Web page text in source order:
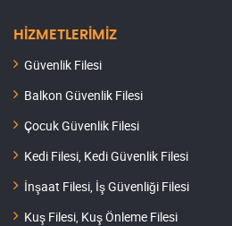
HİZMETLERİMİZ
Güvenlik Filesi
Balkon Güvenlik Filesi
Çocuk Güvenlik Filesi
Kedi Filesi, Kedi Güvenlik Filesi
İnşaat Filesi, İş Güvenliği Filesi
Kuş Filesi, Kuş Önleme Filesi